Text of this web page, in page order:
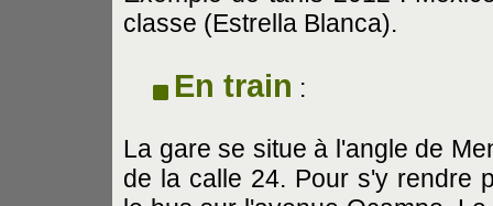
classe (Estrella Blanca).
En train :
La gare se situe à l'angle de
de la calle 24. Pour s'y rendre